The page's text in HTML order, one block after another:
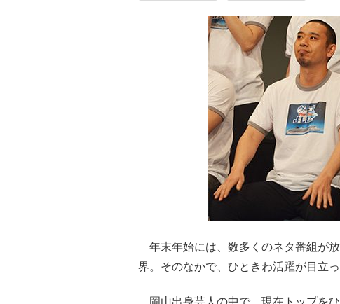
年末年始には、数多くのネタ番組が
界。そのなかで、ひときわ活躍が目立